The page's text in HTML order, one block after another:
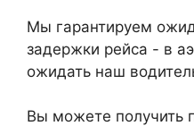
Мы гарантируем
задержки рейса - в
ожидать наш
Вы можете получить